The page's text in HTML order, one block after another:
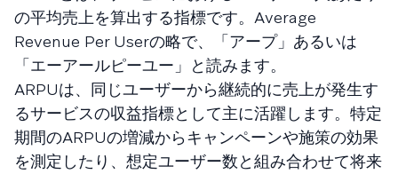
の平均売上を算出する指標です。Average
Revenue Per Userの略で、「アープ」あるいは
「エーアールピーユー」と読みます。
ARPUは、同じユーザーから継続的に売上が発生す
るサービスの収益指標として主に活躍します。特定
期間のARPUの増減からキャンペーンや施策の効果
を測定したり、想定ユーザー数と組み合わせて将来